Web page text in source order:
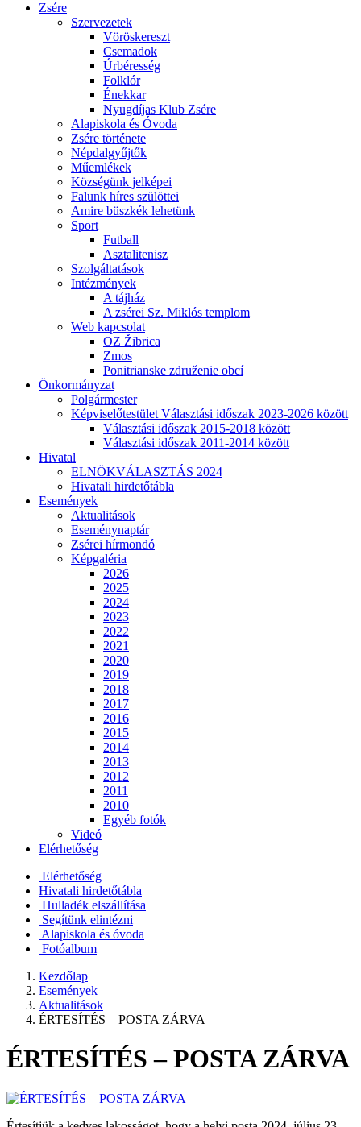
Zsére
Szervezetek
Vöröskereszt
Csemadok
Úrbéresség
Folklór
Énekkar
Nyugdíjas Klub Zsére
Alapiskola és Óvoda
Zsére története
Népdalgyűjtők
Műemlékek
Községünk jelképei
Falunk híres szülöttei
Amire büszkék lehetünk
Sport
Futball
Asztalitenisz
Szolgáltatások
Intézmények
A tájház
A zsérei Sz. Miklós templom
Web kapcsolat
OZ Žibrica
Zmos
Ponitrianske združenie obcí
Önkormányzat
Polgármester
Képviselőtestület Választási időszak 2023-2026 között
Választási időszak 2015-2018 között
Választási időszak 2011-2014 között
Hivatal
ELNÖKVÁLASZTÁS 2024
Hivatali hirdetőtábla
Események
Aktualitások
Eseménynaptár
Zsérei hírmondó
Képgaléria
2026
2025
2024
2023
2022
2021
2020
2019
2018
2017
2016
2015
2014
2013
2012
2011
2010
Egyéb fotók
Videó
Elérhetőség
Elérhetőség
Hivatali hirdetőtábla
Hulladék elszállítása
Segítünk elintézni
Alapiskola és óvoda
Fotóalbum
Kezdőlap
Események
Aktualitások
ÉRTESÍTÉS – POSTA ZÁRVA
ÉRTESÍTÉS – POSTA ZÁRVA